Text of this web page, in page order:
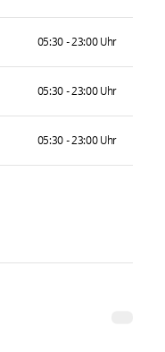
05:30 - 23:00 Uhr
05:30 - 23:00 Uhr
05:30 - 23:00 Uhr